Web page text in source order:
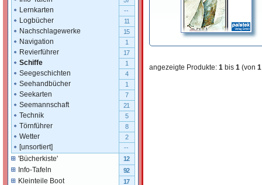
angezeigte Produkte: 1 bis 1 (von 1
Lernkarten --
Logbücher 11
Nachschlagewerke 15
Navigation 1
Revierführer 17
Schiffe 1
Seegeschichten 4
Seehandbücher 1
Seekarten 7
Seemannschaft 21
Technik 5
Törnführer 8
Wetter 2
[unsortiert] --
'Bücherkiste' 12
Info-Tafeln 92
Kleinteile Boot 17